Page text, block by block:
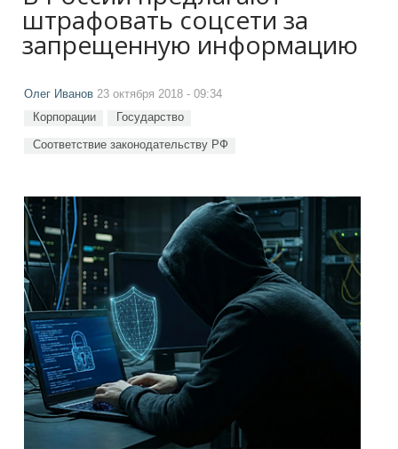
штрафовать соцсети за
запрещенную информацию
Олег Иванов 23 октября 2018 - 09:34
Корпорации Государство
Соответствие законодательству РФ